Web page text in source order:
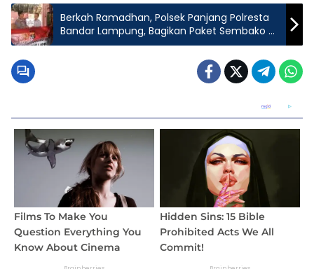
Berkah Ramadhan, Polsek Panjang Polresta
Bandar Lampung, Bagikan Paket Sembako Di
Dua Lokasi Berbeda